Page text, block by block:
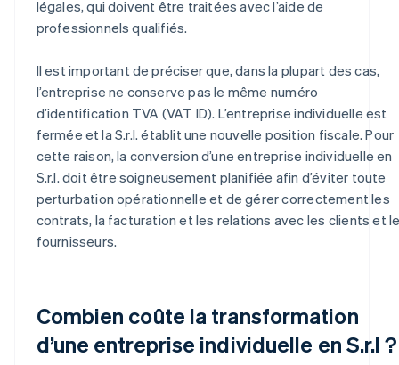
légales, qui doivent être traitées avec l’aide de
professionnels qualifiés.
Il est important de préciser que, dans la plupart des cas,
l’entreprise ne conserve pas le même numéro
d’identification TVA (VAT ID). L’entreprise individuelle est
fermée et la S.r.l. établit une nouvelle position fiscale. Pour
cette raison, la conversion d’une entreprise individuelle en
S.r.l. doit être soigneusement planifiée afin d’éviter toute
perturbation opérationnelle et de gérer correctement les
contrats, la facturation et les relations avec les clients et
fournisseurs.
Combien coûte la transformation
d’une entreprise individuelle en S.r.l ?